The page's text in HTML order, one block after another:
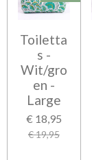
Toiletta
s -
Wit/gro
en -
Large
€ 18,95
€ 19,95